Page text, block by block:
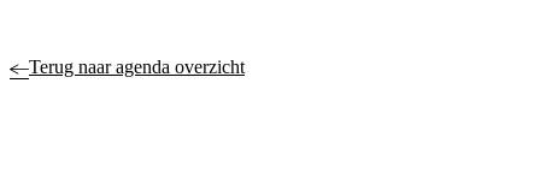
Terug naar agenda overzicht